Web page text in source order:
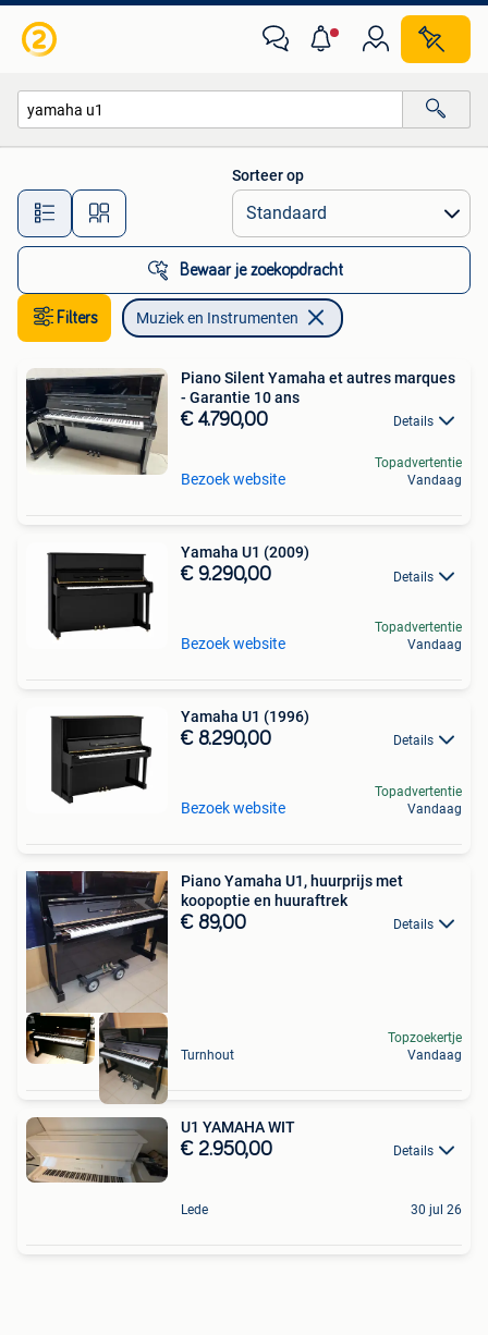
Alle afstanden…
Sorteer op
Bewaar je zoekopdracht
Filters Muziek en Instrumenten
Piano Silent Yamaha et autres marques
- Garantie 10 ans
€ 4.790,00 Details
Bezoek website
Topadvertentie
Vandaag
Yamaha U1 (2009)
€ 9.290,00 Details
Bezoek website
Topadvertentie
Vandaag
Yamaha U1 (1996)
€ 8.290,00 Details
Bezoek website
Topadvertentie
Vandaag
Piano Yamaha U1, huurprijs met
koopoptie en huuraftrek
€ 89,00 Details
Turnhout
Topzoekertje
Vandaag
U1 YAMAHA WIT
€ 2.950,00 Details
Lede 30 jul 26